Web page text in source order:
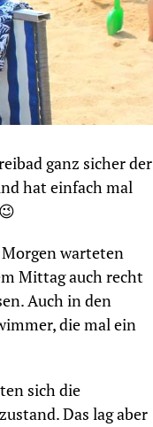
ganz sicher der
hat einfach mal
warteten
Mittag auch recht
Auch in den
die mal ein
sich die
Das lag aber